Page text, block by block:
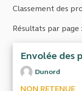
Classement des
Résultats par page :
Envolée des
Dunord
NON RETENUE